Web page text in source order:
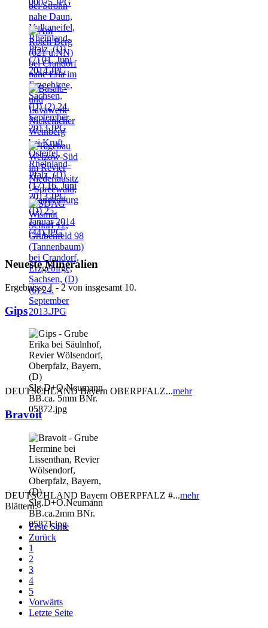
Neueste Mineralien
Ergebnisse 1 - 2 von insgesamt 10.
Gips
DEUTSCHLAND Bayern OBERPFALZ...mehr
Bravoit
DEUTSCHLAND Bayern OBERPFALZ #...mehr
Blättern:
Erste Seite
Zurück
1
2
3
4
5
Vorwärts
Letzte Seite